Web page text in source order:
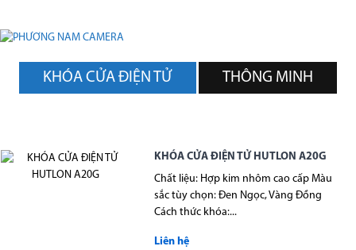
KHÓA CỬA ĐIỆN TỬ THÔNG MINH
KHÓA CỬA ĐIỆN TỬ HUTLON A20G
Chất liệu: Hợp kim nhôm cao cấp Màu
sắc tùy chọn: Đen Ngọc, Vàng Đồng
Cách thức khóa:...
Liên hệ